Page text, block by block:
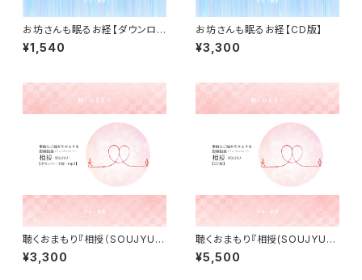
お坊さんも眠るお経【ダウンロ
ード版】
¥1,540
お坊さんも眠るお経【CD版】
¥3,300
聴くおまもり『相授（SOUJYU）』
ダウンロード版
¥3,300
聴くおまもり『相授(SOUJYU)』
CD版
¥5,500